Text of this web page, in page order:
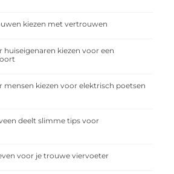
kiezen met vertrouwen
huiseigenaren kiezen voor een
mensen kiezen voor elektrisch poetsen
deelt slimme tips voor
voor je trouwe viervoeter